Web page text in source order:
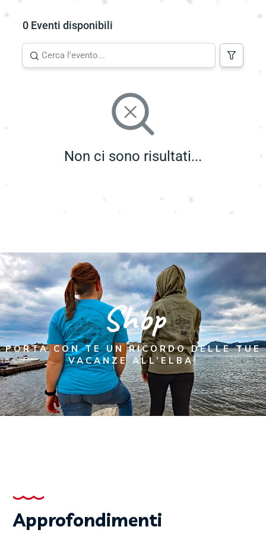
0 Eventi disponibili
Non ci sono risultati...
Shop
PORTA CON TE UN RICORDO DELLE TUE
VACANZE ALL’ELBA!
Approfondimenti